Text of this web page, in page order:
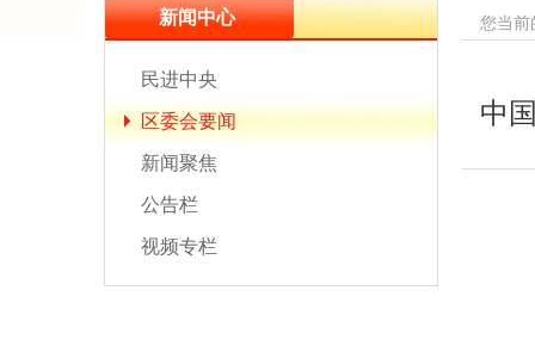
新闻中心
民进中央
区委会要闻
新闻聚焦
公告栏
视频专栏
您当前
中